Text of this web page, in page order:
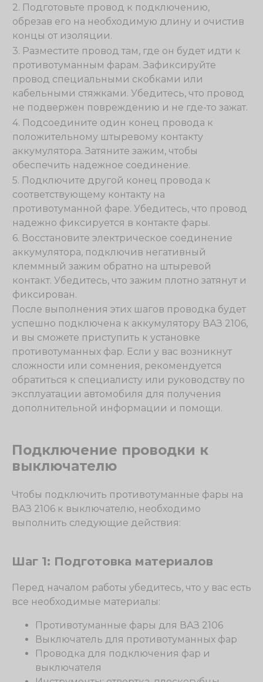
2. Подготовьте провод к подключению,
обрезав его на необходимую длину и очистив
концы от изоляции.
3. Разместите провод там, где он будет идти к
противотуманным фарам. Зафиксируйте
провод специальными скобками или
кабельными стяжками. Убедитесь, что провод
не подвержен повреждению и не где-то зажат.
4. Подсоедините один конец провода к
положительному штыревому контакту
аккумулятора. Затяните зажим, чтобы
обеспечить надежное соединение.
5. Подключите другой конец провода к
соответствующему контакту на
противотуманной фаре. Убедитесь, что провод
надежно фиксируется в контакте фары.
6. Восстановите электрическое соединение
аккумулятора, подключив негативный
клеммный зажим обратно на штыревой
контакт. Убедитесь, что зажим плотно затянут и
фиксирован.
После выполнения этих шагов проводка будет
успешно подключена к аккумулятору ВАЗ 2106,
и вы сможете приступить к установке
противотуманных фар. Если у вас возникнут
сложности или сомнения, рекомендуется
обратиться к специалисту или руководству по
эксплуатации автомобиля для получения
дополнительной информации и помощи.
Подключение проводки к
выключателю
Чтобы подключить противотуманные фары на
ВАЗ 2106 к выключателю, необходимо
выполнить следующие действия:
Шаг 1: Подготовка материалов
Перед началом работы убедитесь, что у вас есть
все необходимые материалы:
Противотуманные фары для ВАЗ 2106
Выключатель для противотуманных фар
Проводка для подключения фар и
выключателя